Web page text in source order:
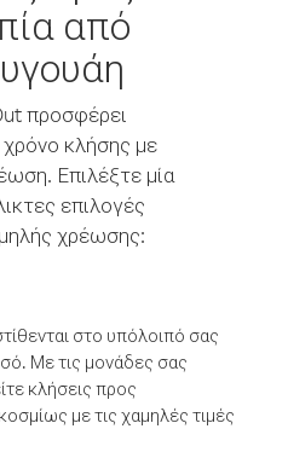
από
προσφέρει
κλήσης με
Επιλέξτε μία
επιλογές
χρέωσης:
στο υπόλοιπό σας
Με τις μονάδες σας
κλήσεις προς
με τις χαμηλές τιμές